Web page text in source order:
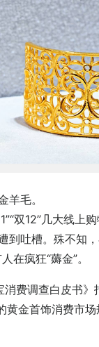
羊毛。
双12”几大线上
到吐槽。殊不知
在疯狂“薅金”。
消费调查白皮书》
黄金首饰消费市